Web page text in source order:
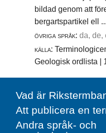
bildad genom att
bergartspartikel ell
övriga språk: da, de,
källa:
Geologisk ordlista |
Vad är
Att publicera en
Andra språk- och